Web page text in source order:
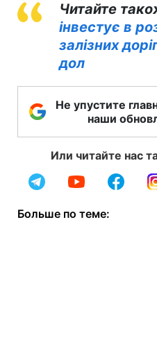
Читайте
інвестує в
залізних
дол
Не упустите
наши
Или читайте нас
Больше по теме: